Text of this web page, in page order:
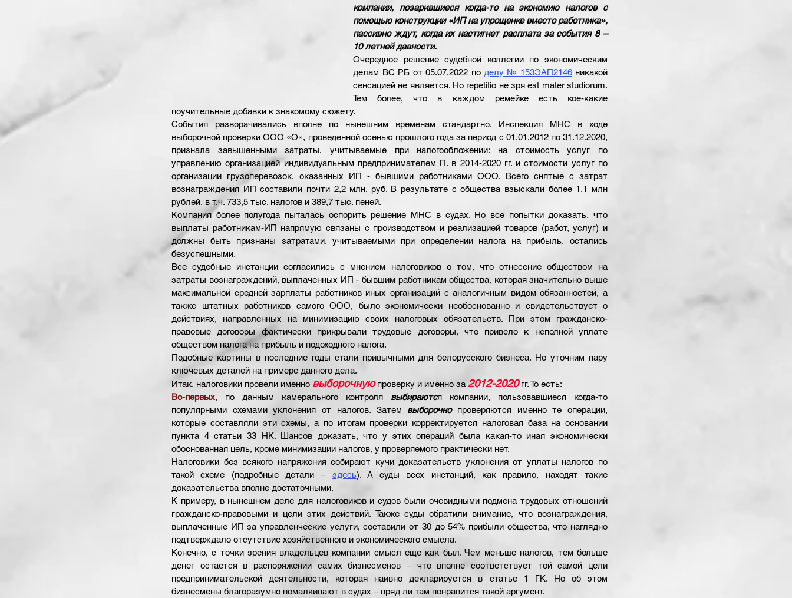
компании, позарившиеся когда-то на экономию налогов с
помощью конструкции «ИП на упрощенке вместо работника»,
пассивно ждут, когда их настигнет расплата за события 8 –
10 летней давности.
Очередное решение судебной коллегии по экономическим
делам ВС РБ от 05.07.2022 по делу № 153ЭАП2146 никакой
сенсацией не является. Но repetitio не зря est mater studiorum.
Тем более, что в каждом ремейке есть кое-какие
поучительные добавки к знакомому сюжету.
События разворачивались вполне по нынешним временам стандартно. Инспекция МНС в ходе
выборочной проверки ООО «О», проведенной осенью прошлого года за период с 01.01.2012 по 31.12.2020,
признала завышенными затраты, учитываемые при налогообложении: на стоимость услуг по
управлению организацией индивидуальным предпринимателем П. в 2014-2020 гг. и стоимости услуг по
организации грузоперевозок, оказанных ИП - бывшими работниками ООО. Всего снятые с затрат
вознаграждения ИП составили почти 2,2 млн. руб. В результате с общества взыскали более 1,1 млн
рублей, в т.ч. 733,5 тыс. налогов и 389,7 тыс. пеней.
Компания более полугода пыталась оспорить решение МНС в судах. Но все попытки доказать, что
выплаты работникам-ИП напрямую связаны с производством и реализацией товаров (работ, услуг) и
должны быть признаны затратами, учитываемыми при определении налога на прибыль, остались
безуспешными.
Все судебные инстанции согласились с мнением налоговиков о том, что отнесение обществом на
затраты вознаграждений, выплаченных ИП - бывшим работникам общества, которая значительно выше
максимальной средней зарплаты работников иных организаций с аналогичным видом обязанностей, а
также штатных работников самого ООО, было экономически необоснованно и свидетельствует о
действиях, направленных на минимизацию своих налоговых обязательств. При этом гражданско-
правовые договоры фактически прикрывали трудовые договоры, что привело к неполной уплате
обществом налога на прибыль и подоходного налога.
Подобные картины в последние годы стали привычными для белорусского бизнеса. Но уточним пару
ключевых деталей на примере данного дела.
Итак, налоговики провели именно выборочную проверку и именно за 2012-2020 гг. То есть:
Во-первых, по данным камерального контроля выбираются компании, пользовавшиеся когда-то
популярными схемами уклонения от налогов. Затем выборочно проверяются именно те операции,
которые составляли эти схемы, а по итогам проверки корректируется налоговая база на основании
пункта 4 статьи 33 НК. Шансов доказать, что у этих операций была какая-то иная экономически
обоснованная цель, кроме минимизации налогов, у проверяемого практически нет.
Налоговики без всякого напряжения собирают кучи доказательств уклонения от уплаты налогов по
такой схеме (подробные детали – здесь). А суды всех инстанций, как правило, находят такие
доказательства вполне достаточными.
К примеру, в нынешнем деле для налоговиков и судов были очевидными подмена трудовых отношений
гражданско-правовыми и цели этих действий. Также суды обратили внимание, что вознаграждения,
выплаченные ИП за управленческие услуги, составили от 30 до 54% прибыли общества, что наглядно
подтверждало отсутствие хозяйственного и экономического смысла.
Конечно, с точки зрения владельцев компании смысл еще как был. Чем меньше налогов, тем больше
денег остается в распоряжении самих бизнесменов – что вполне соответствует той самой цели
предпринимательской деятельности, которая наивно декларируется в статье 1 ГК. Но об этом
бизнесмены благоразумно помалкивают в судах – вряд ли там понравится такой аргумент.